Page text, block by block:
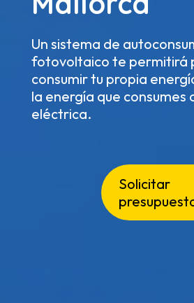
Un sistema de
fotovoltaico te permitirá
consumir tu propia
la energía que consumes
eléctrica.
Solicitar